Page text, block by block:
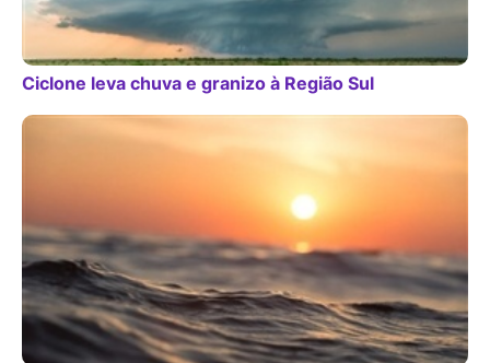
Ciclone leva chuva e granizo à Região Sul